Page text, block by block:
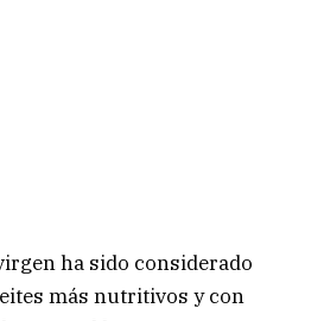
ha sido considerado
más nutritivos y con